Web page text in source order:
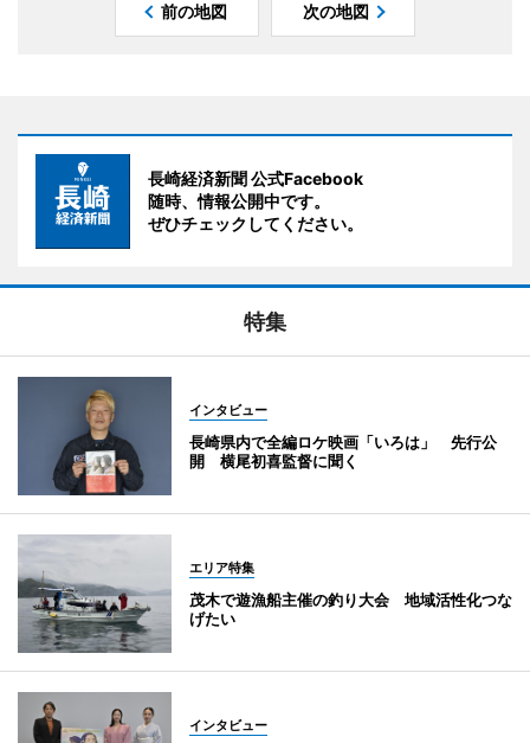
前の地図 次の地図
長崎経済新聞 公式Facebook
随時、情報公開中です。
ぜひチェックしてください。
特集
インタビュー
長崎県内で全編ロケ映画「いろは」 先行公
開 横尾初喜監督に聞く
エリア特集
茂木で遊漁船主催の釣り大会 地域活性化つな
げたい
インタビュー